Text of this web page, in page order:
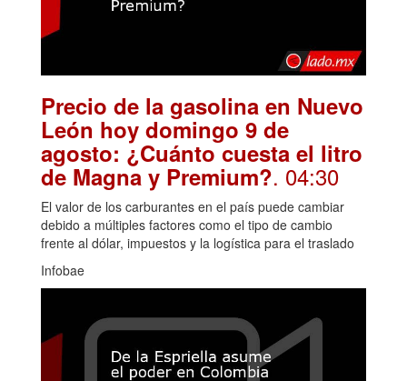
Precio de la gasolina en Nuevo
León hoy domingo 9 de
agosto: ¿Cuánto cuesta el litro
de Magna y Premium?. 04:30
El valor de los carburantes en el país puede cambiar
debido a múltiples factores como el tipo de cambio
frente al dólar, impuestos y la logística para el traslado
Infobae